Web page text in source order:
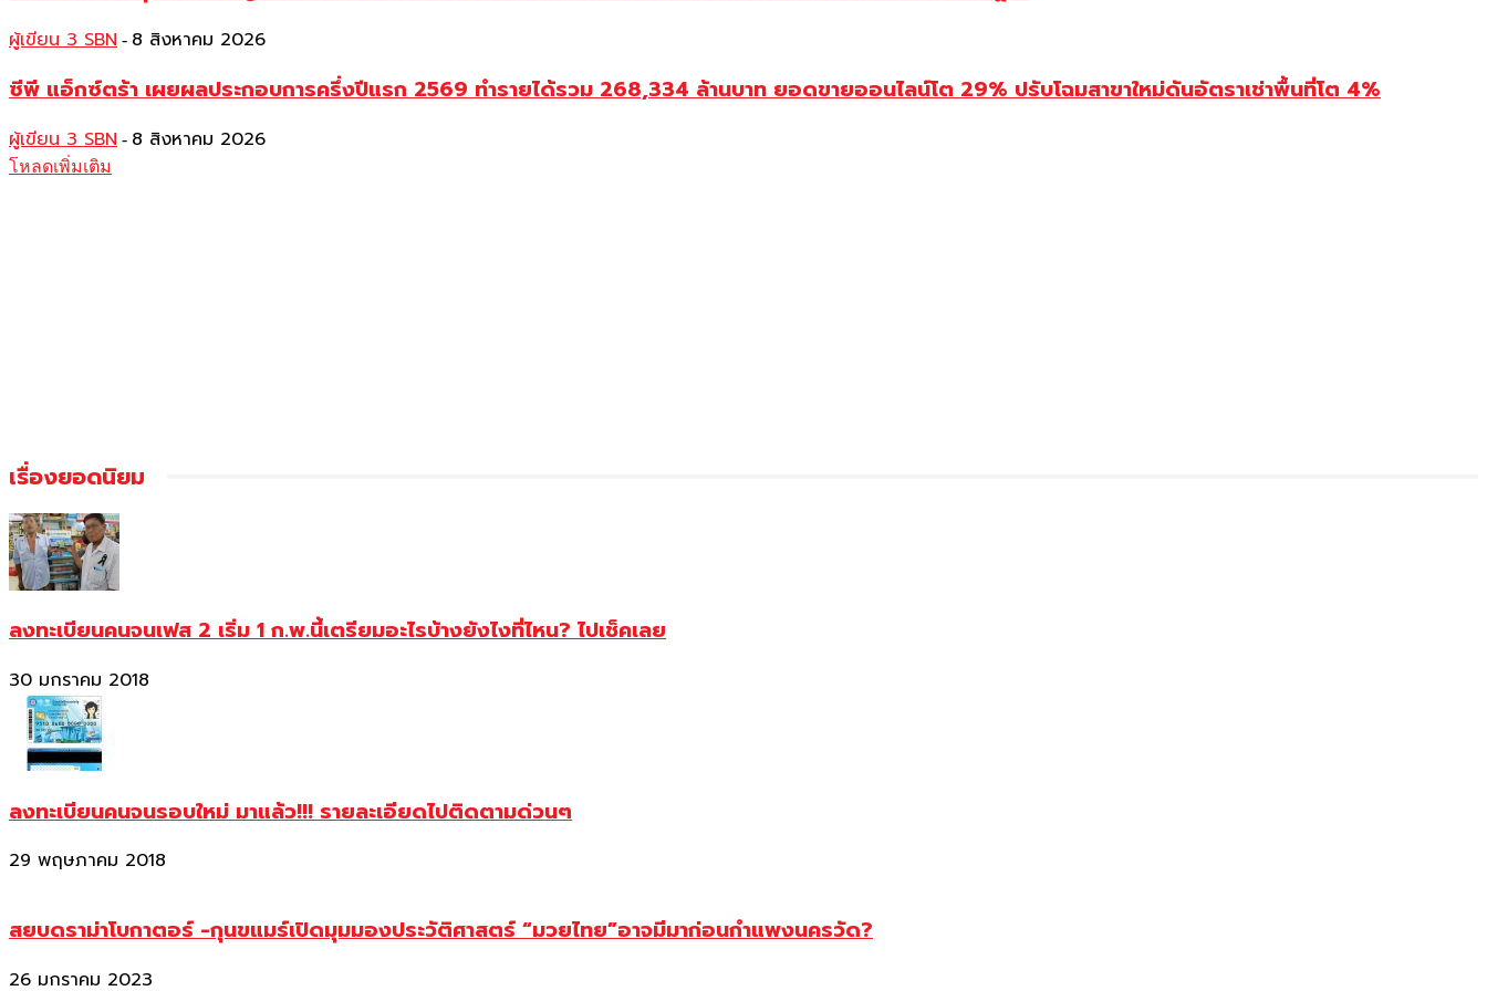
ผู้เขียน 3 SBN - 8 สิงหาคม 2026
ซีพี แอ็กซ์ตร้า เผยผลประกอบการครึ่งปีแรก 2569 ทำรายได้รวม 268,334 ล้านบาท ยอดขายออนไลน์โต 29% ปรับโฉมสาขาใหม่ดันอัตราเช่าพื้นที่โต 4%
ผู้เขียน 3 SBN - 8 สิงหาคม 2026
โหลดเพิ่มเติม
เรื่องยอดนิยม
ลงทะเบียนคนจนเฟส 2 เริ่ม 1 ก.พ.นี้เตรียมอะไรบ้างยังไงที่ไหน? ไปเช็คเลย
30 มกราคม 2018
ลงทะเบียนคนจนรอบใหม่ มาแล้ว!!! รายละเอียดไปติดตามด่วนๆ
29 พฤษภาคม 2018
สยบดราม่าโบกาตอร์ -กุนขแมร์เปิดมุมมองประวัติศาสตร์ “มวยไทย”อาจมีมาก่อนกำแพงนครวัด?
26 มกราคม 2023